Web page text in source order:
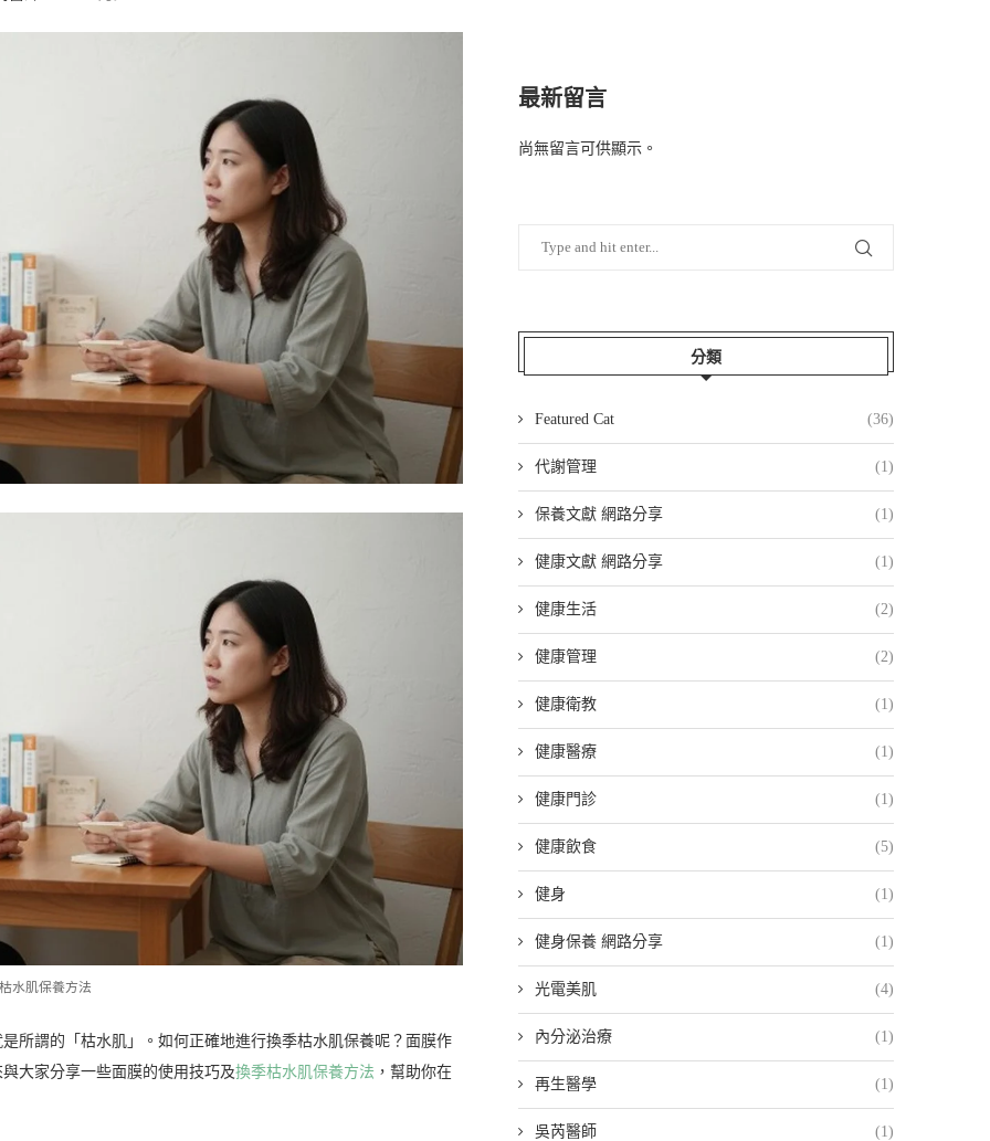
水肌保養方法
所謂的「枯水肌」。如何正確地進行換季枯水肌保養呢？面膜作
大家分享一些面膜的使用技巧及換季枯水肌保養方法 ，幫助你在
最新留言
尚無留言可供顯示。
分類
Featured Cat (36)
代謝管理 (1)
保養文獻 網路分享 (1)
健康文獻 網路分享 (1)
健康生活 (2)
健康管理 (2)
健康衛教 (1)
健康醫療 (1)
健康門診 (1)
健康飲食 (5)
健身 (1)
健身保養 網路分享 (1)
光電美肌 (4)
內分泌治療 (1)
再生醫學 (1)
吳芮醫師 (1)